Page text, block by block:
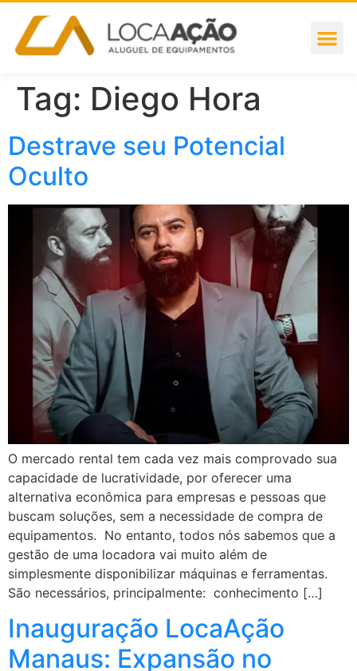
Tag: Diego Hora
Destrave seu Potencial
Oculto
O mercado rental tem cada vez mais comprovado sua
capacidade de lucratividade, por oferecer uma
alternativa econômica para empresas e pessoas que
buscam soluções, sem a necessidade de compra de
equipamentos. No entanto, todos nós sabemos que a
gestão de uma locadora vai muito além de
simplesmente disponibilizar máquinas e ferramentas.
São necessários, principalmente: conhecimento […]
Inauguração LocaAção
Manaus: Expansão no